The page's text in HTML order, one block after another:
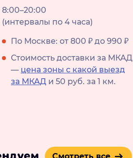
8:00–20:00
(интервалы по 4 часа)
По Москве: от 800 ₽ до 990 ₽
Стоимость доставки за МКАД
— цена зоны с какой выезд
за МКАД и 50 руб. за 1 км.